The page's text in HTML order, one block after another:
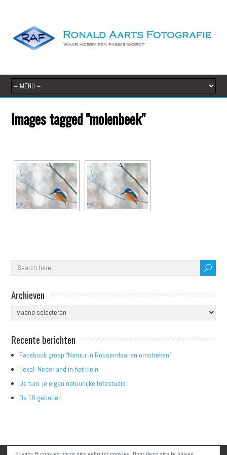
Images tagged "molenbeek"
Archieven
Archieven
Recente berichten
Facebook groep “Natuur in Roosendaal en omstreken”
Texel: Nederland in het klein
De tuin: je eigen natuurlijke fotostudio
De 10 geboden